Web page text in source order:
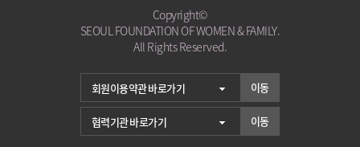
Copyright©
SEOUL FOUNDATION OF WOMEN & FAMILY.
All Rights Reserved.
이동
이동